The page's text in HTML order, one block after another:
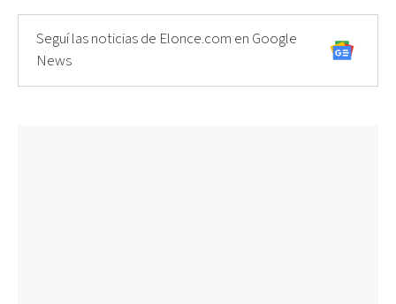
Seguí las noticias de Elonce.com en Google
News